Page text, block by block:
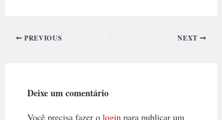
PREVIOUS NEXT
Deixe um comentário
Você precisa fazer o login para publicar um